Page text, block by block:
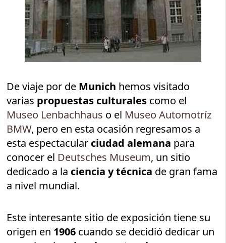
De viaje por de Munich hemos visitado
varias propuestas culturales como el
Museo Lenbachhaus o el Museo Automotríz
BMW, pero en esta ocasión regresamos a
esta espectacular ciudad alemana para
conocer el Deutsches Museum, un sitio
dedicado a la ciencia y técnica de gran fama
a nivel mundial.
Este interesante sitio de exposición tiene su
origen en 1906 cuando se decidió dedicar un